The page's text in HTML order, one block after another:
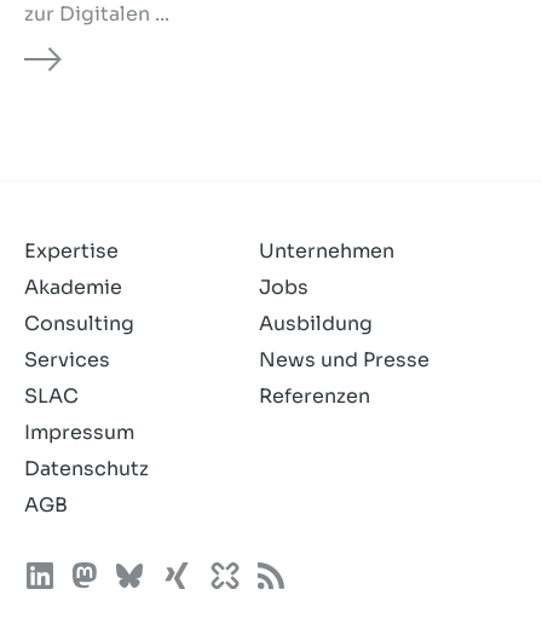
zur Digitalen ...
Expertise
Akademie
Consulting
Services
SLAC
Unternehmen
Jobs
Ausbildung
News und Presse
Referenzen
Impressum
Datenschutz
AGB